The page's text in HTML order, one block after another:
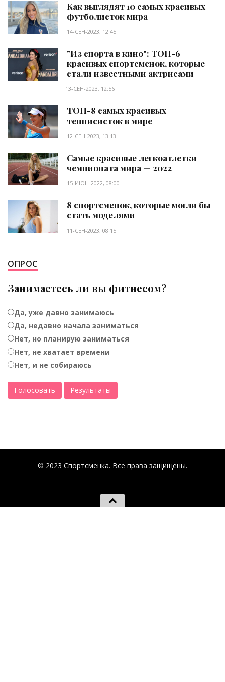
Как выглядят 10 самых красивых
футболисток мира
14-СЕН-2023, 12:45
"Из спорта в кино": ТОП-6
красивых спортсменок, которые
стали известными актрисами
13-СЕН-2023, 12:56
ТОП-8 самых красивых
теннисисток в мире
12-СЕН-2023, 13:13
Самые красивые легкоатлетки
чемпионата мира — 2022
15-ИЮН-2022, 08:00
8 спортсменок, которые могли бы
стать моделями
11-СЕН-2023, 08:15
ОПРОС
Занимаетесь ли вы фитнесом?
Да, уже давно занимаюсь
Да, недавно начала заниматься
Нет, но планирую заниматься
Нет, не хватает времени
Нет, и не собираюсь
Голосовать Результаты
© 2023 Спортсменка. Все права защищены.